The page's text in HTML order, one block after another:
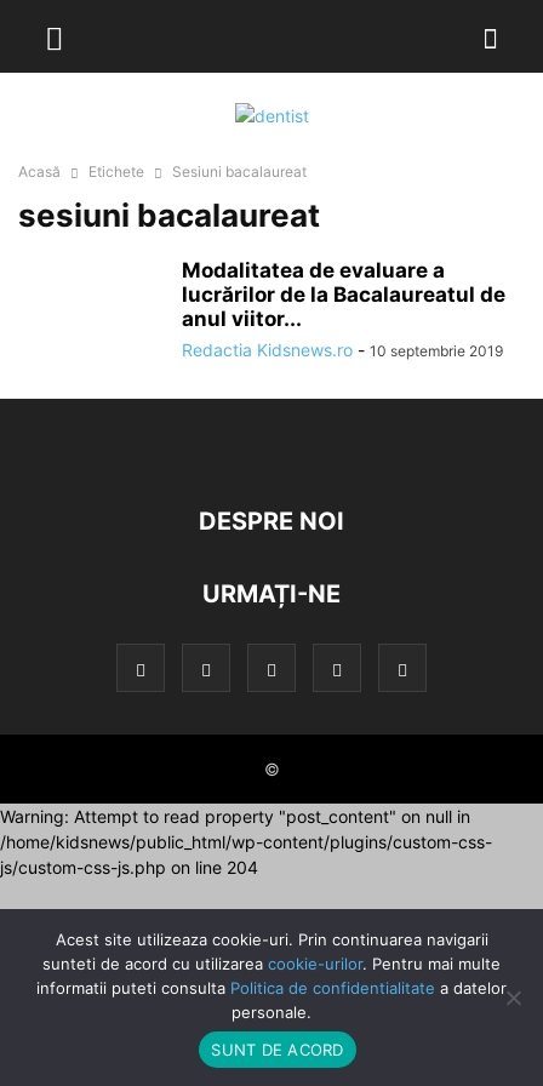
Acasă Etichete Sesiuni bacalaureat
sesiuni bacalaureat
Modalitatea de evaluare a
lucrărilor de la Bacalaureatul de
anul viitor...
Redactia Kidsnews.ro - 10 septembrie 2019
DESPRE NOI
URMAȚI-NE
©
Warning: Attempt to read property "post_content" on null in
/home/kidsnews/public_html/wp-content/plugins/custom-css-
js/custom-css-js.php on line 204
Acest site utilizeaza cookie-uri. Prin continuarea navigarii
sunteti de acord cu utilizarea cookie-urilor. Pentru mai multe
informatii puteti consulta Politica de confidentialitate a datelor
personale.
SUNT DE ACORD